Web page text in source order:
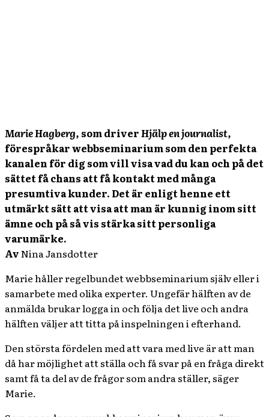
Marie Hagberg, som driverHjälp en journalist,
förespråkar webbseminarium som den perfekta
kanalen för dig som vill visa vad du kan och på det
sättet få chans att få kontakt med många
presumtiva kunder. Det är enligt henne ett
utmärkt sätt att visa att man är kunnig inom sitt
ämne och på så vis stärka sitt personliga
varumärke.
AvNina Jansdotter
Marie håller regelbundet webbseminarium själv eller i
samarbete med olika experter. Ungefär hälften av de
anmälda brukar logga in och följa det live och andra
hälften väljer att titta på inspelningen i efterhand.
Den största fördelen med att vara med live är att man
då har möjlighet att ställa och få svar på en fråga direkt
samt få ta del av de frågor som andra ställer, säger
Marie.